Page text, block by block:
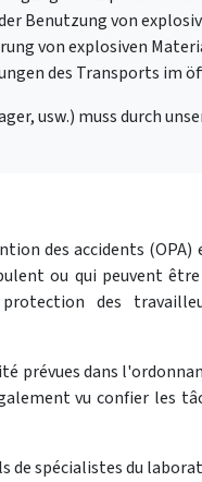
Benutzung von
von explosiven
des Transports im
usw.) muss durch
des accidents (OPA)
ou qui peuvent être
des
prévues dans
vu confier les
de spécialistes du